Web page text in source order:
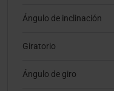
Ángulo de inclinación
Giratorio
Ángulo de giro